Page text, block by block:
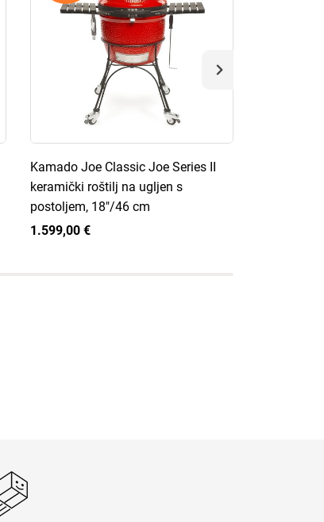
Kamado Joe Classic Joe Series II
keramički roštilj na ugljen s
postoljem, 18"/46 cm
1.599,00 €